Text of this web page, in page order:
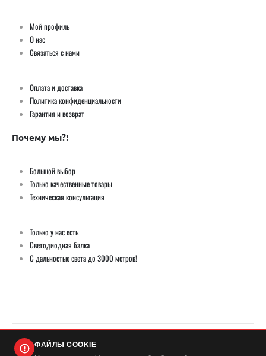
Мой профиль
О нас
Связаться с нами
Оплата и доставка
Политика конфиденциальности
Гарантия и возврат
Почему мы?!
Большой выбор
Только качественные товары
Техническая консультация
Только у нас есть
Светодиодная балка
С дальностью света до 3000 метров!
ФАЙЛЫ COOKIE